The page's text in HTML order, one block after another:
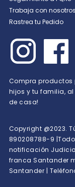
Trabaja con nosotros
Rastrea tu Pedido
Compra
hijos y tu familia, al
de casa!
Copyright @2023.
890208788-9
notificación
franca Santander
Santander |